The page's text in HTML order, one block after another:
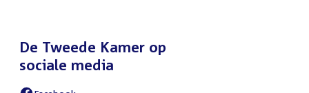
De Tweede Kamer op
sociale media